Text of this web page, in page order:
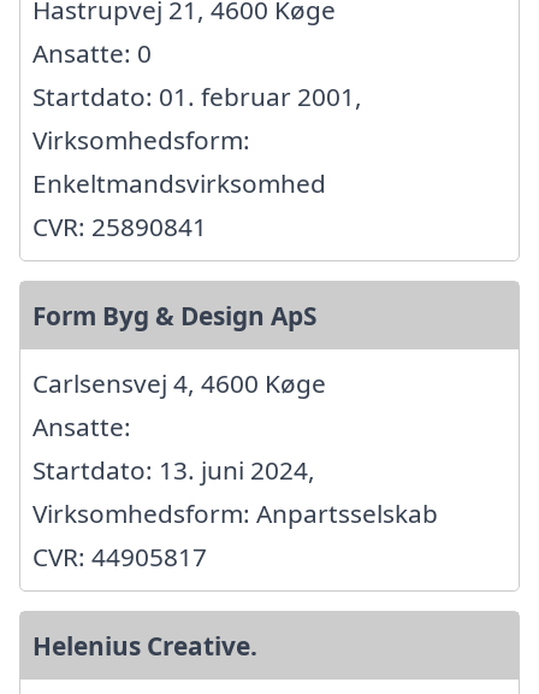
Hastrupvej 21, 4600 Køge
Ansatte: 0
Startdato: 01. februar 2001,
Virksomhedsform:
Enkeltmandsvirksomhed
CVR: 25890841
Form Byg & Design ApS
Carlsensvej 4, 4600 Køge
Ansatte:
Startdato: 13. juni 2024,
Virksomhedsform: Anpartsselskab
CVR: 44905817
Helenius Creative.